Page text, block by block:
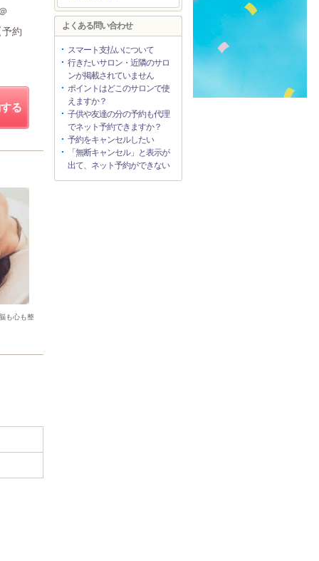
約
る
も心も整
よくある問い合わせ
スマート支払いについて
行きたいサロン・近隣のサロ
ンが掲載されていません
ポイントはどこのサロンで使
えますか？
子供や友達の分の予約も代理
でネット予約できますか？
予約をキャンセルしたい
「無断キャンセル」と表示が
出て、ネット予約ができない